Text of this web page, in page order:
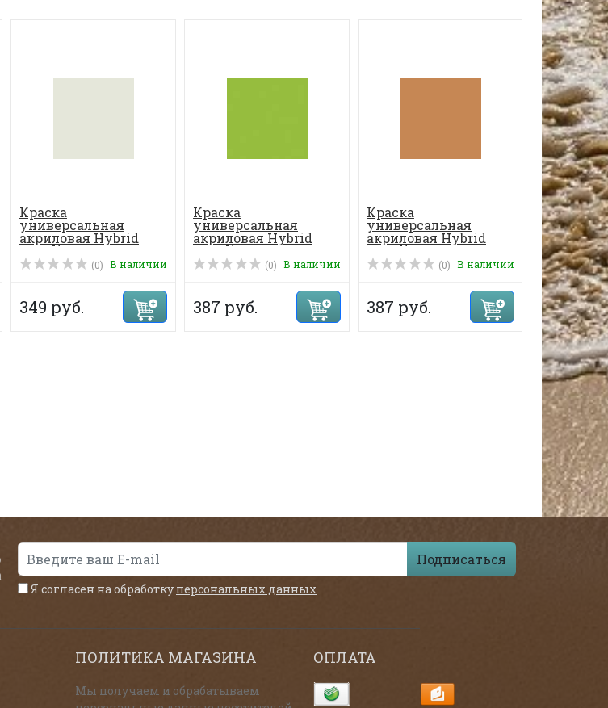
Краска
универсальная
акриловая Hybrid
Acrylic 70 мл, цвет...
(0) В наличии
349 руб.
Краска
универсальная
акриловая Hybrid
Acrylic 70 мл, цвет...
(0) В наличии
387 руб.
Краска
универсальная
акриловая Hybrid
Acrylic 70 мл, цвет...
(0) В наличии
387 руб.
Краска
Acrylic
387 руб.
Подписаться
Я согласен на обработку персональных данных
ПОЛИТИКА МАГАЗИНА
Мы получаем и обрабатываем
ОПЛАТА